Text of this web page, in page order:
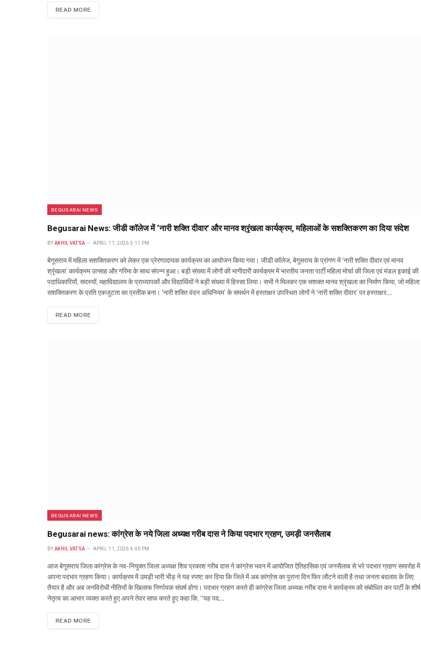
READ MORE
BEGUSARAI NEWS
Begusarai News: जीडी कॉलेज में ‘नारी शक्ति दीवार’ और मानव श्रृंखला कार्यक्रम, महिलाओं के सशक्तिकरण का दिया संदेश
BY AKHIL VATSA APRIL 11, 2026 5:11 PM
बेगूसराय में महिला सशक्तिकरण को लेकर एक प्रेरणादायक कार्यक्रम का आयोजन किया गया। जीडी कॉलेज, बेगूसराय के प्रांगण में ‘नारी शक्ति दीवार एवं मानव
श्रृंखला’ कार्यक्रम उत्साह और गरिमा के साथ संपन्न हुआ। बड़ी संख्या में लोगों की भागीदारी कार्यक्रम में भारतीय जनता पार्टी महिला मोर्चा की जिला एवं मंडल इकाई की
पदाधिकारियों, सदस्यों, महाविद्यालय के प्राध्यापकों और विद्यार्थियों ने बड़ी संख्या में हिस्सा लिया। सभी ने मिलकर एक सशक्त मानव श्रृंखला का निर्माण किया, जो महिला
सशक्तिकरण के प्रति एकजुटता का प्रतीक बना। ‘नारी शक्ति वंदन अधिनियम’ के समर्थन में हस्ताक्षर उपस्थित लोगों ने ‘नारी शक्ति दीवार’ पर हस्ताक्षर…
READ MORE
BEGUSARAI NEWS
Begusarai news: कांग्रेस के नये जिला अध्यक्ष गरीब दास ने किया पदभार ग्रहण, उमड़ी जनसैलाब
BY AKHIL VATSA APRIL 11, 2026 4:40 PM
आज बेगूसराय जिला कांग्रेस के नव-नियुक्त जिला अध्यक्ष शिव प्रकाश गरीब दास ने कांग्रेस भवन में आयोजित ऐतिहासिक एवं जनसैलाब से भरे पदभार ग्रहण समारोह में
अपना पदभार ग्रहण किया। कार्यक्रम में उमड़ी भारी भीड़ ने यह स्पष्ट कर दिया कि जिले में अब कांग्रेस का पुराना दिन फिर लौटने वाली है तथा जनता बदलाव के लिए
तैयार है और अब जनविरोधी नीतियों के खिलाफ निर्णायक संघर्ष होगा। पदभार ग्रहण करते ही कांग्रेस जिला अध्यक्ष गरीब दास ने कार्यक्रम को संबोधित कर पार्टी के शीर्ष
नेतृत्व का आभार व्यक्त करते हुए अपने तेवर साफ करते हुए कहा कि, “यह पद…
READ MORE